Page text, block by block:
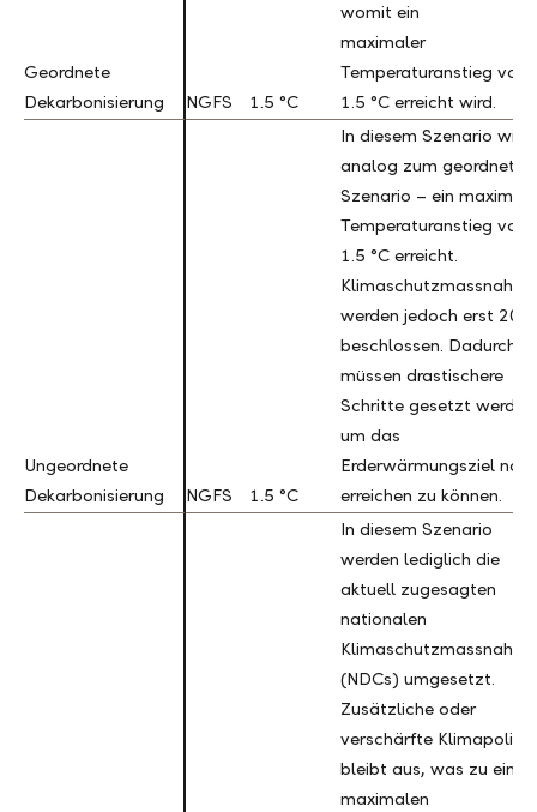
Geordnete
Dekarbonisierung
NGFS 1.5 °C
womit ein
maximaler
Temperaturanstieg von
1.5 °C erreicht wird.
Ungeordnete
Dekarbonisierung
NGFS 1.5 °C
In diesem Szenario wird
analog zum geordneten
Szenario – ein
Temperaturanstieg von
1.5 °C erreicht.
werden jedoch erst
beschlossen. Dadurch
müssen drastischere
Schritte gesetzt
um das
Erderwärmungsziel
erreichen zu können.
In diesem Szenario
werden lediglich die
aktuell zugesagten
nationalen
(NDCs) umgesetzt.
Zusätzliche oder
verschärfte Klimapolitik
bleibt aus, was zu
maximalen
Geordnete
Dekarbonisierung
Ungeordnete
Dekarbonisierung